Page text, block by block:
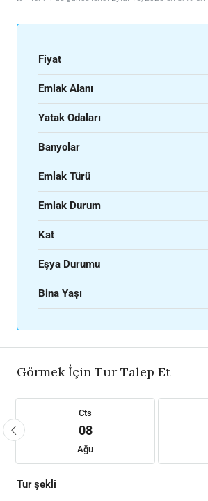
Fiyat
Emlak Alanı
Yatak Odaları
Banyolar
Emlak Türü
Emlak Durum
Kat
Eşya Durumu
Bina Yaşı
Görmek İçin Tur Talep Et
Cts
08
Ağu
Tur şekli